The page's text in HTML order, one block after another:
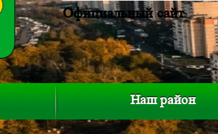
Официальный сайт
Наш район